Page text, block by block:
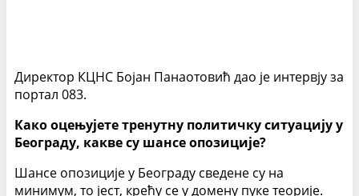
Директор КЦНС Бојан Панаотовић дао је интервју за
портал 083.
Како оцењујете тренутну политичку ситуацију у
Београду, какве су шансе опозиције?
Шансе опозиције у Београду сведене су на
минимум, то јест, крећу се у домену пуке теорије.